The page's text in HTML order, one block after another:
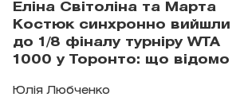
Еліна Світоліна та Марта
Костюк синхронно вийшли
до 1/8 фіналу турніру WTA
1000 у Торонто: що відомо
Юлія Любченко